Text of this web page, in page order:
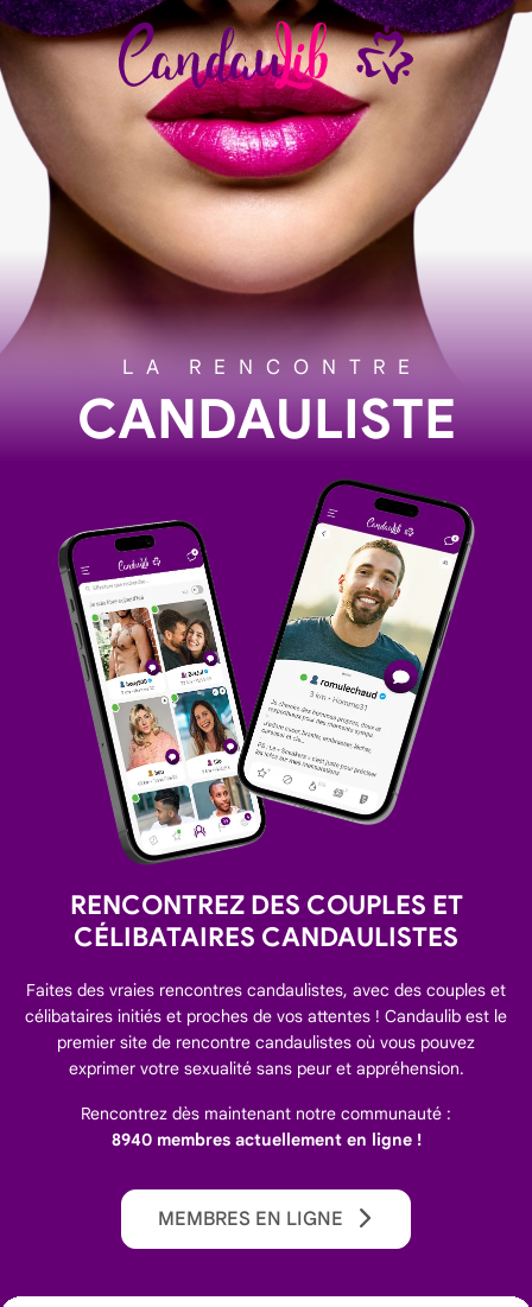
LA RENCONTRE
CANDAULISTE
RENCONTREZ DES COUPLES ET
CÉLIBATAIRES CANDAULISTES
Faites des vraies rencontres candaulistes, avec des couples et
célibataires initiés et proches de vos attentes ! Candaulib est le
premier site de rencontre candaulistes où vous pouvez
exprimer votre sexualité sans peur et appréhension.
Rencontrez dès maintenant notre communauté :
8940 membres actuellement en ligne !
MEMBRES EN LIGNE